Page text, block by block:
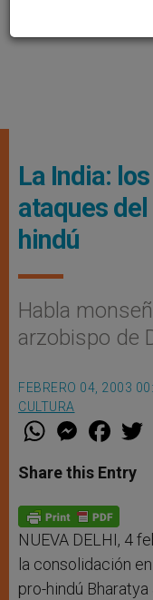
La India:
ataques
hindú
Habla
arzobispo de
FEBRERO 04, 2003
CULTURA
W
t
s
p
p
M
e
s
e
g
e
r
F
a
e
b
o
k
Share this Entry
NUEVA DELHI, 4
la consolidación
pro-hindú